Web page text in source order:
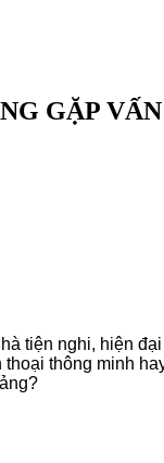
GẶP
tiện nghi, hiện đại
thông minh